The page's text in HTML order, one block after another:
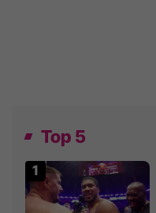
Top 5